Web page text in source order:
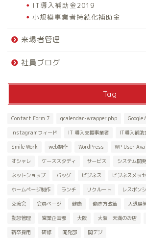
IT導入補助金2019
小規模事業者持続化補助金
来場者管理
社員ブログ
Tag
Contact Form 7 gcalendar-wrapper.php Google
Instagramフィード IT 導入支援事業者 IT導入補助
Smile Work web制作 WordPress WP User
オシャレ ケーススタディ サービス システム開発
ネットショップ バッグ ビジネス ビジネスメッセ
ホームページ制作 ランチ リクルート レスポン
交流会 会員ページ 健康 働き方改革 入退場
勤怠管理 営業企画部 大阪 大阪・天満のお店
新卒採用 研修 開発部 関デジ